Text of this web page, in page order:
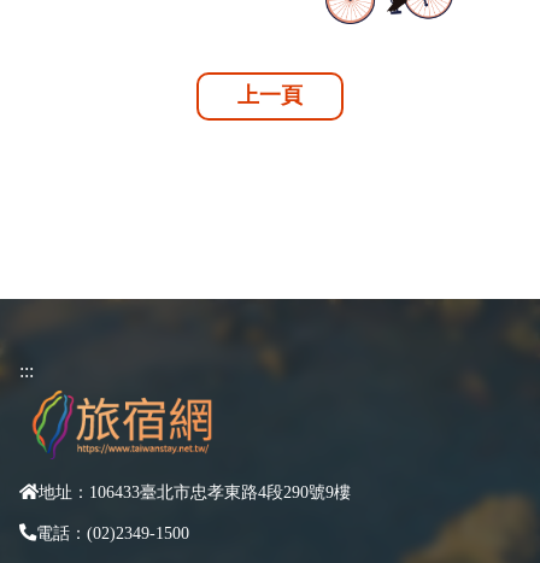
上一頁
:::
地址：106433臺北市忠孝東路4段290號9樓
電話：(02)2349-1500